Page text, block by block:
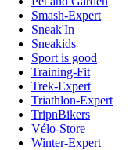
Smash-Expert
Sneak'In
Sneakids
Sport is good
Training-Fit
Trek-Expert
Triathlon-Expert
TripnBikers
Vélo-Store
Winter-Expert